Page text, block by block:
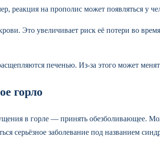
реакция на прополис может появляться у
Это увеличивает риск её потери во
печенью. Из-за этого может
горло
в горле — принять обезболивающее.
серьёзное заболевание под названием